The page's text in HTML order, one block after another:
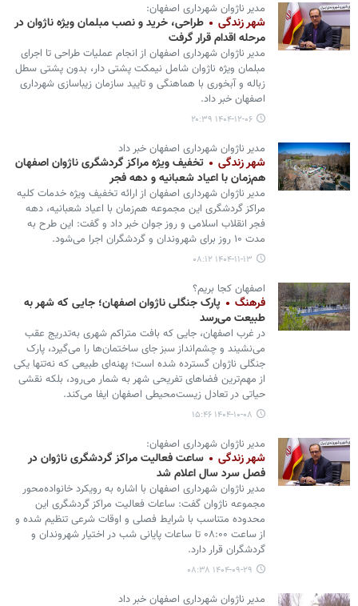
مدیر ناژوان شهرداری اصفهان:
شهر زندگی
طراحی، خرید و نصب مبلمان ویژه ناژوان در
مرحله اقدام قرار گرفت
مدیر ناژوان شهرداری اصفهان از انجام عملیات طراحی تا اجرای
مبلمان ویژه ناژوان شامل نیمکت پشتی دار، بدون پشتی سطل
زباله و آبخوری با هماهنگی و تایید سازمان زیباسازی شهرداری
اصفهان خبر داد.
۱۴۰۴-۱۲-۰۶ ۲۰:۳۹
مدیر ناژوان شهرداری اصفهان خبر داد
شهر زندگی
تخفیف ویژه مراکز گردشگری ناژوان اصفهان
هم‌زمان با اعیاد شعبانیه و دهه فجر
مدیر ناژوان شهرداری اصفهان از ارائه تخفیف ویژه خدمات کلیه
مراکز گردشگری این مجموعه هم‌زمان با اعیاد شعبانیه، دهه
فجر انقلاب اسلامی و روز جوان خبر داد و گفت: این طرح به
مدت ۱۰ روز برای شهروندان و گردشگران اجرا می‌شود.
۱۴۰۴-۱۱-۱۳ ۰۸:۱۲
اصفهان کجا بریم؟
فرهنگ
پارک جنگلی ناژوان اصفهان؛ جایی که شهر به
طبیعت می‌رسد
در غرب اصفهان، جایی که بافت متراکم شهری به‌تدریج عقب
می‌نشیند و چشم‌انداز سبز جای ساختمان‌ها را می‌گیرد، پارک
جنگلی ناژوان گسترده شده است؛ پهنه‌ای طبیعی که نه‌تنها یکی
از مهم‌ترین فضاهای تفریحی شهر به شمار می‌رود، بلکه نقشی
حیاتی در تعادل زیست‌محیطی اصفهان ایفا می‌کند.
۱۴۰۴-۱۰-۰۸ ۱۵:۴۶
مدیر ناژوان شهرداری اصفهان:
شهر زندگی
ساعت فعالیت مراکز گردشگری ناژوان در
فصل سرد سال اعلام شد
مدیر ناژوان شهرداری اصفهان با اشاره به رویکرد خانواده‌محور
مجموعه ناژوان گفت: ساعات فعالیت مراکز گردشگری این
محدوده متناسب با شرایط فصلی و اوقات شرعی تنظیم شده و
از ساعت ۰۸:۰۰ تا ساعات پایانی شب در اختیار شهروندان و
گردشگران قرار دارد.
۱۴۰۴-۰۹-۲۹ ۰۸:۳۸
مدیر ناژوان شهرداری اصفهان خبر داد